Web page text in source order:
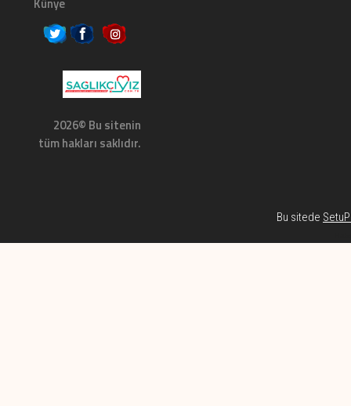
Künye
2026© Bu sitenin
tüm hakları saklıdır.
Bu sitede SetuP